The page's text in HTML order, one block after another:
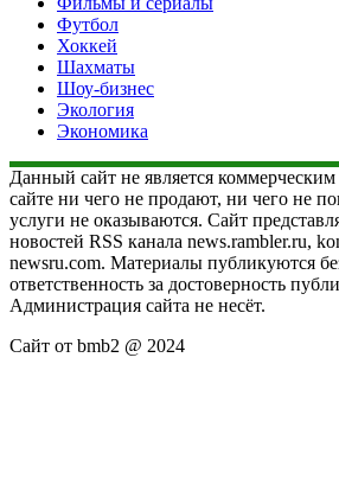
Футбол
Хоккей
Шахматы
Шоу-бизнес
Экология
Экономика
Данный сайт не является
сайте ни чего не продают, ни чего не
услуги не оказываются. Сайт
новостей RSS канала news.rambler.ru,
newsru.com. Материалы публикуются
ответственность за достоверность
Администрация сайта не несёт.
Сайт от bmb2 @ 2024